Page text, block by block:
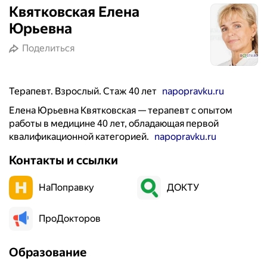
Квятковская Елена
Юрьевна
Поделиться
Терапевт. Взрослый. Стаж 40 лет napopravku.ru
Елена Юрьевна Квятковская — терапевт с опытом
работы в медицине 40 лет, обладающая первой
квалификационной категорией. napopravku.ru
Контакты и ссылки
НаПоправку ДОКТУ
ПроДокторов
Образование